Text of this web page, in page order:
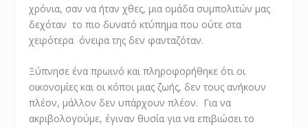
χρόνια, σαν να ήταν χθες, μια ομάδα συμπολιτών μας
δεχόταν το πιο δυνατό κτύπημα που ούτε στα
χειρότερα όνειρα της δεν φανταζόταν.
Ξύπνησε ένα πρωινό και πληροφορήθηκε ότι οι
οικονομίες και οι κόποι μιας ζωής, δεν τους ανήκουν
πλέον, μάλλον δεν υπάρχουν πλέον. Για να
ακριβολογούμε, έγιναν θυσία για να επιβιώσει το